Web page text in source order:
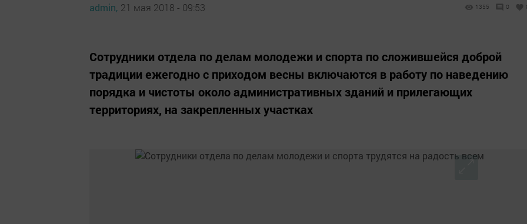
admin, 21 мая 2018 - 09:53 1355 0
Сотрудники отдела по делам молодежи и спорта по сложившейся доброй
традиции ежегодно с приходом весны включаются в работу по наведению
порядка и чистоты около административных зданий и прилегающих
территориях, на закрепленных участках